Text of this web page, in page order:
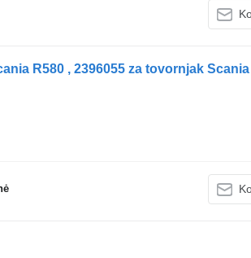
R580 , 2396055 za tovornjak Scania